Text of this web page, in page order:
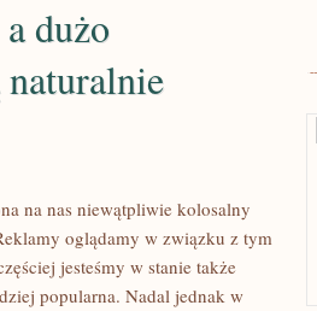
dużo
naturalnie
na nas niewątpliwie kolosalny
oglądamy w związku z tym
jesteśmy w stanie także
popularna. Nadal jednak w